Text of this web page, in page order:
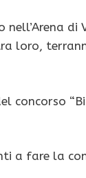
di
loro,
concorso
a fare la